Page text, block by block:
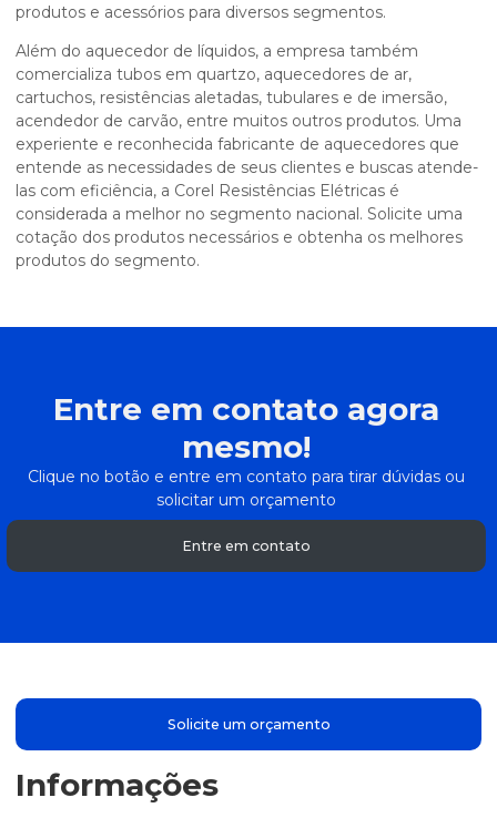
produtos e acessórios para diversos segmentos.
Além do aquecedor de líquidos, a empresa também
comercializa tubos em quartzo, aquecedores de ar,
cartuchos, resistências aletadas, tubulares e de imersão,
acendedor de carvão, entre muitos outros produtos. Uma
experiente e reconhecida fabricante de aquecedores que
entende as necessidades de seus clientes e buscas atende-
las com eficiência, a Corel Resistências Elétricas é
considerada a melhor no segmento nacional. Solicite uma
cotação dos produtos necessários e obtenha os melhores
produtos do segmento.
Entre em contato agora
mesmo!
Clique no botão e entre em contato para tirar dúvidas ou
solicitar um orçamento
Entre em contato
Solicite um orçamento
Informações